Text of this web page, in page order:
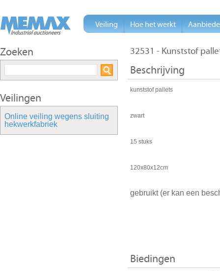
32531 - Kunststof
Beschrijving
kunststof pallets
zwart
15 stuks
120x80x12cm
gebruikt (er kan een
Biedingen
Zoeken
Veilingen
Online veiling wegens sluiting
hekwerkfabriek
Veiling Hoe het werkt